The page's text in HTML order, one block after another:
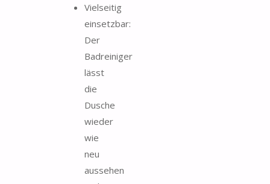
Vielseitig
einsetzbar:
Der
Badreiniger
lässt
die
Dusche
wieder
wie
neu
aussehen